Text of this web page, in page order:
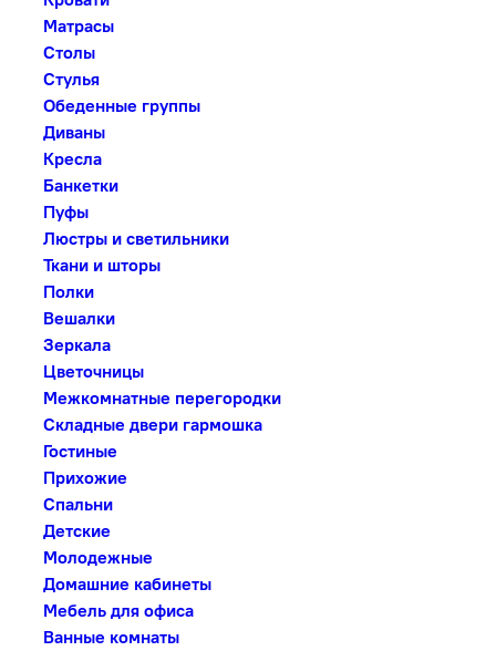
Матрасы
Столы
Стулья
Обеденные группы
Диваны
Кресла
Банкетки
Пуфы
Люстры и светильники
Ткани и шторы
Полки
Вешалки
Зеркала
Цветочницы
Межкомнатные перегородки
Складные двери гармошка
Гостиные
Прихожие
Спальни
Детские
Молодежные
Домашние кабинеты
Мебель для офиса
Ванные комнаты